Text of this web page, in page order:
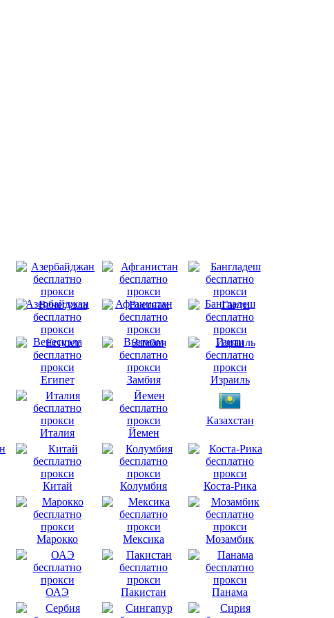
Азербайджан Афганистан Бангладеш
Венесуэла Вьетнам Гаити
Египет Замбия Израиль
Италия Йемен
Казахстан
Китай Колумбия Коста-Рика
Марокко Мексика Мозамбик
ОАЭ Пакистан Панама